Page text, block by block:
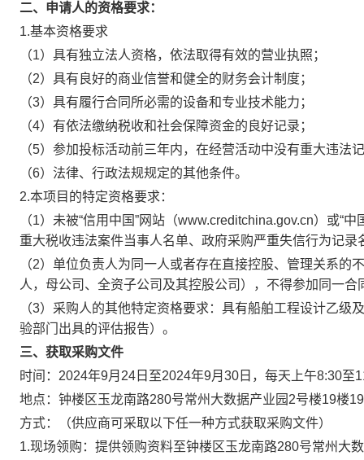
二、申请人的资格要求：
1.基本资格要求
（1）具有独立法人资格，依法取得有效的营业执照；
（2）具有良好的商业信誉和健全的财务会计制度；
（3）具有履行合同所必需的设备和专业技术能力；
（4）有依法缴纳税收和社会保障资金的良好记录；
（5）参加投标活动前三年内，在经营活动中没有重大违法
（6）法律、行政法规规定的其他条件。
2.本项目的特定资格要求：
（1）未被“信用中国”网站（www.creditchina.gov.cn）或“
重大税收违法案件当事人名单、政府采购严重失信行为记录
（2）单位负责人为同一人或者存在直接控股、管理关系
人，母公司、全资子公司及其控股公司），不得参加同一合
（3）采购人的其他特定资格要求：具有船舶工程设计乙
验部门出具的评估报告）。
三、获取采购文件
时间：2024年9月24日至2024年9月30日，每天上午8:30
地点：钟楼区玉龙南路280号常州大数据产业园2号楼19楼
方式：（供应商可采取以下任一种方式获取采购文件）
1.现场领购：提供领购资料至钟楼区玉龙南路280号常州大